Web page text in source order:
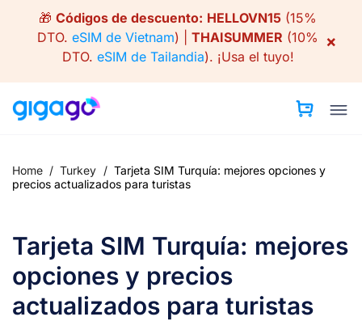
🎁 Códigos de descuento: HELLOVN15 (15%
DTO. eSIM de Vietnam) | THAISUMMER (10%
DTO. eSIM de Tailandia). ¡Usa el tuyo!
×
Home / Turkey / Tarjeta SIM Turquía: mejores opciones y
precios actualizados para turistas
Tarjeta SIM Turquía: mejores
opciones y precios
actualizados para turistas